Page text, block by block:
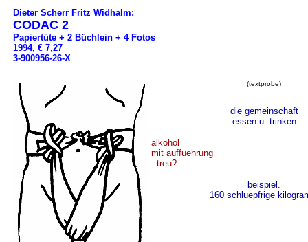
Dieter Scherr Fritz Widhalm:
CODAC 2
Papiertüte + 2 Büchlein + 4 Fotos
1994, € 7,27
3-900956-26-X
(textprobe)
die gemeinschaft
essen u. trinken
alkohol
mit auffuehrung
- treu?
beispiel.
160 schluepfrige